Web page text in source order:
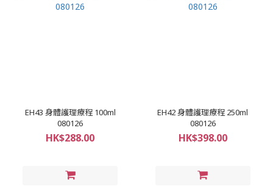
EH43 身體護理療程 100ml
080126
HK$288.00
EH42 身體護理療程 250ml
080126
HK$398.00